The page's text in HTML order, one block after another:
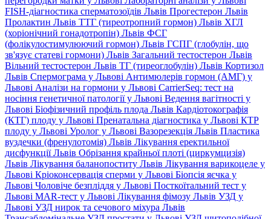
FISH-діагностика сперматозоїдів Львів Прогестерон Львів
Пролактин Львів ТТГ (тиреотропний гормон) Львів ХГЛ
(хоріонічний гонадотропін) Львів ФСГ
(фолікулостимулюючий гормон) Львів ГСПГ (глобулін, що
зв'язує статеві гормони) Львів Загальний тестостерон Львів
Вільний тестостерон Львів ТГ (тиреоглобулін) Львів Кортизол
Львів Спермограма у Львові Антимюлерів гормон (АМГ) у
Львові Аналізи на гормони у Львові CarrierSeq: тест на
носіння генетичної патології у Львові Ведення вагітності у
Львові Біофізичний профіль плода Львів Кардіотокографія
(КТГ) плоду у Львові Пренатальна діагностика у Львові КТР
плоду у Львові Уролог у Львові Вазорезекція Львів Пластика
вуздечки (френулотомія) Львів Лікування еректильної
дисфункції Львів Обрізання крайньої плоті (циркумцизія)
Львів Лікування баланопоститу Львів Лікування варикоцеле у
Львові Кріоконсервація сперми у Львові Біопсія яєчка у
Львові Чоловіче безпліддя у Львові Посткоїтальний тест у
Львові MAR-тест у Львові Лікування фімозу Львів УЗД у
Львові УЗД нирок та сечового міхура Львів